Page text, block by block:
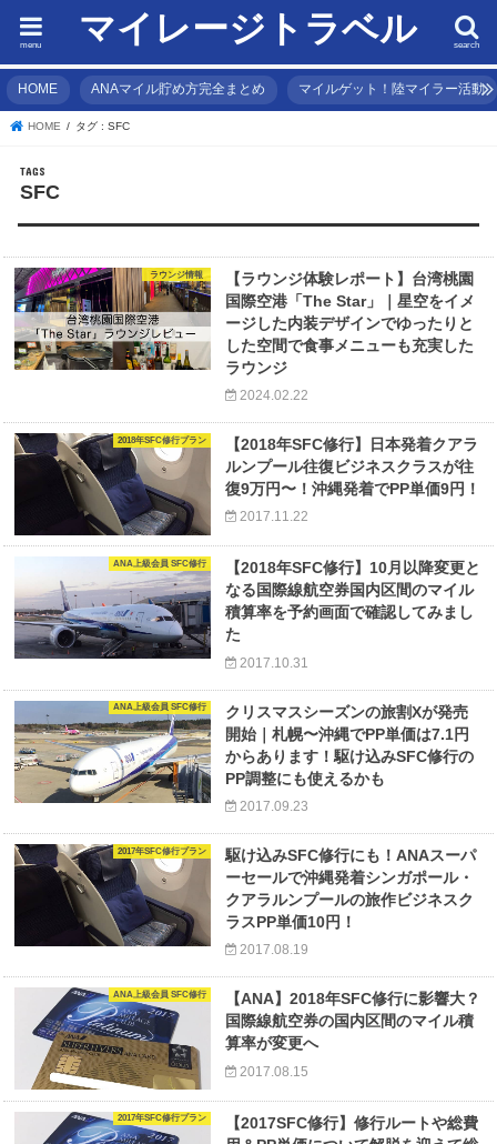
マイレージトラベル search
menu
HOME ANAマイル貯め方完全まとめ マイルゲット！陸マイラー活動
HOME タグ : SFC
SFC
ラウンジ情報
【ラウンジ体験レポート】台湾桃園
国際空港「The Star」｜星空をイメ
ージした内装デザインでゆったりと
した空間で食事メニューも充実した
ラウンジ
2024.02.22
2018年SFC修行プラン
【2018年SFC修行】日本発着クアラ
ルンプール往復ビジネスクラスが往
復9万円〜！沖縄発着でPP単価9円！
2017.11.22
ANA上級会員 SFC修行
【2018年SFC修行】10月以降変更と
なる国際線航空券国内区間のマイル
積算率を予約画面で確認してみまし
た
2017.10.31
ANA上級会員 SFC修行
クリスマスシーズンの旅割Xが発売
開始｜札幌〜沖縄でPP単価は7.1円
からあります！駆け込みSFC修行の
PP調整にも使えるかも
2017.09.23
2017年SFC修行プラン
駆け込みSFC修行にも！ANAスーパ
ーセールで沖縄発着シンガポール・
クアラルンプールの旅作ビジネスク
ラスPP単価10円！
2017.08.19
ANA上級会員 SFC修行
【ANA】2018年SFC修行に影響大？
国際線航空券の国内区間のマイル積
算率が変更へ
2017.08.15
2017年SFC修行プラン
【2017SFC修行】修行ルートや総費